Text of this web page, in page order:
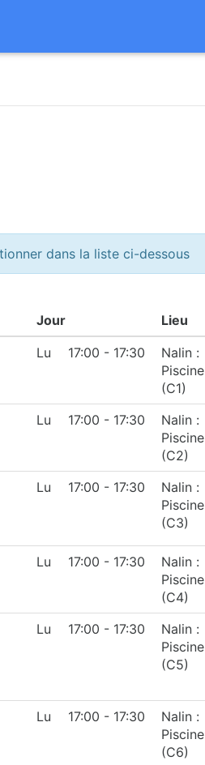
dans la liste ci-dessous
Jour Lieu
Lu 17:00 - 17:30
Nalin :
Piscine
(C1)
Lu 17:00 - 17:30
Nalin :
Piscine
(C2)
Lu 17:00 - 17:30
Nalin :
Piscine
(C3)
Lu 17:00 - 17:30
Nalin :
Piscine
(C4)
Lu 17:00 - 17:30
Nalin :
Piscine
(C5)
Lu 17:00 - 17:30
Nalin :
Piscine
(C6)